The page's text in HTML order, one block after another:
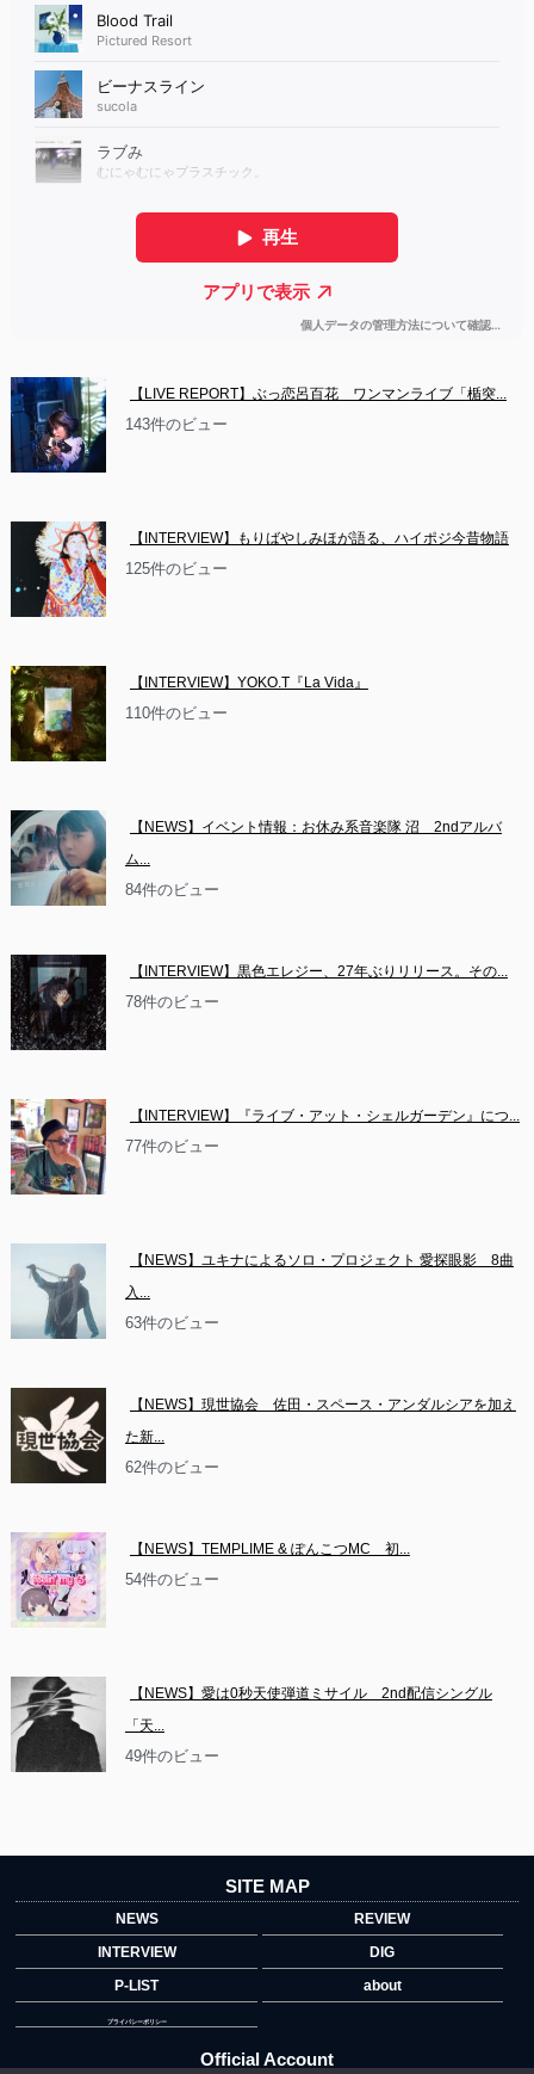
【LIVE REPORT】ぶっ恋呂百花　ワンマンライブ「楯突...
143件のビュー
【INTERVIEW】もりばやしみほが語る、ハイポジ今昔物語
125件のビュー
【INTERVIEW】YOKO.T『La Vida』
110件のビュー
【NEWS】イベント情報：お休み系音楽隊 沼　2ndアルバ
ム...
84件のビュー
【INTERVIEW】黒色エレジー、27年ぶりリリース。その...
78件のビュー
【INTERVIEW】『ライブ・アット・シェルガーデン』につ...
77件のビュー
【NEWS】ユキナによるソロ・プロジェクト 愛探眼影　8曲
入...
63件のビュー
【NEWS】現世協会　佐田・スペース・アンダルシアを加え
た新...
62件のビュー
【NEWS】TEMPLIME & ぽんこつMC　初...
54件のビュー
【NEWS】愛は0秒天使弾道ミサイル　2nd配信シングル
「天...
49件のビュー
SITE MAP
NEWS
REVIEW
INTERVIEW
DIG
P-LIST
about
プライバシーポリシー
Official Account